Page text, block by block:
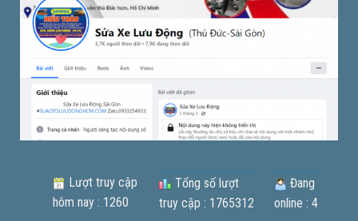
Lượt truy cập
hôm nay : 1260
Tổng số lượt
truy cập : 1765312
Đang
online : 4